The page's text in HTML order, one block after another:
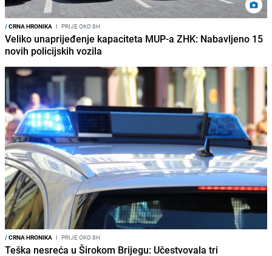
/CRNA HRONIKA I PRIJE OKO 8H
Veliko unaprijeđenje kapaciteta MUP-a ZHK: Nabavljeno 15
novih policijskih vozila
/CRNA HRONIKA I PRIJE OKO 8H
Teška nesreća u Širokom Brijegu: Učestvovala tri